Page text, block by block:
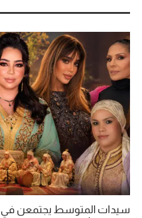
سيدات المتوسط يجتمعن